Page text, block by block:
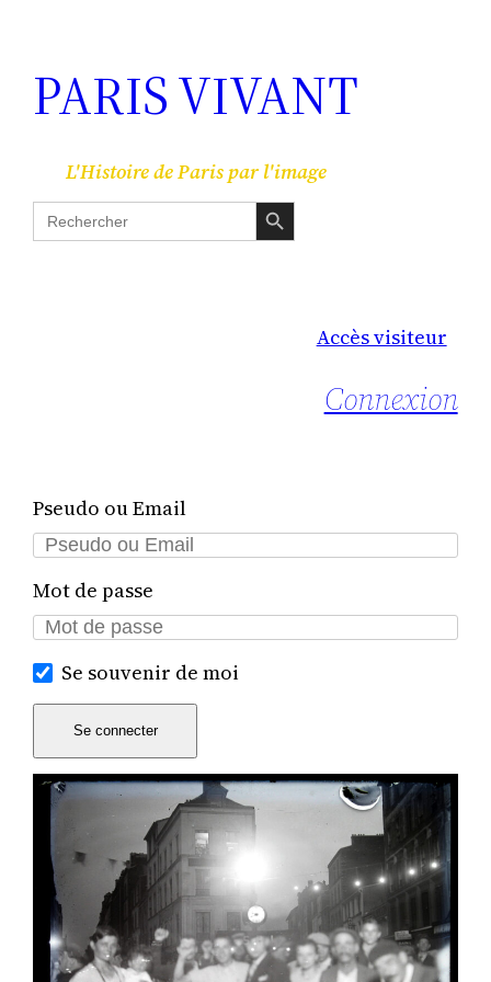
PARIS VIVANT
L'Histoire de Paris par l'image
Search
for:
Search Button
Accès visiteur
Connexion
Pseudo ou Email
Mot de passe
Se souvenir de moi